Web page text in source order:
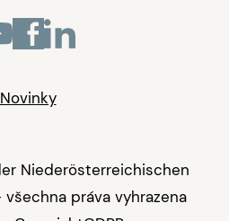
Novinky
Niederösterreichischen
práva vyhrazena